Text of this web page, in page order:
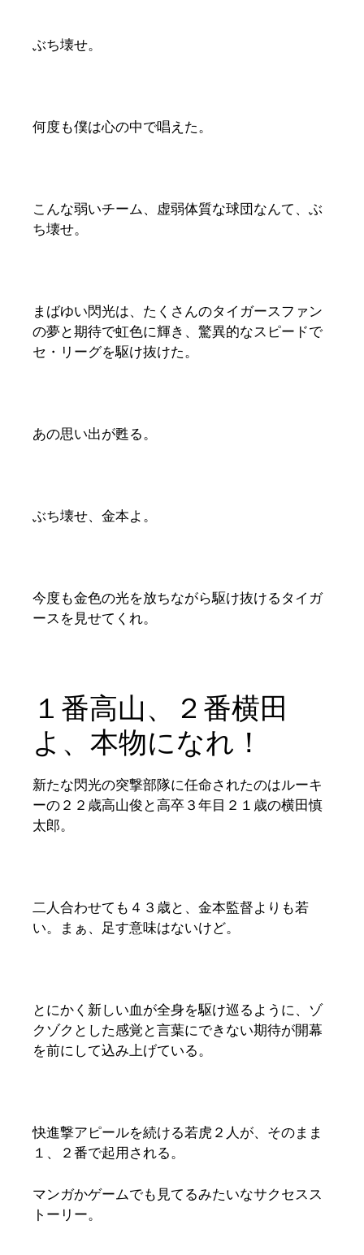
ぶち壊せ。
何度も僕は心の中で唱えた。
こんな弱いチーム、虚弱体質な球団なんて、ぶ
ち壊せ。
まばゆい閃光は、たくさんのタイガースファン
の夢と期待で虹色に輝き、驚異的なスピードで
セ・リーグを駆け抜けた。
あの思い出が甦る。
ぶち壊せ、金本よ。
今度も金色の光を放ちながら駆け抜けるタイガ
ースを見せてくれ。
１番高山、２番横田
よ、本物になれ！
新たな閃光の突撃部隊に任命されたのはルーキ
ーの２２歳高山俊と高卒３年目２１歳の横田慎
太郎。
二人合わせても４３歳と、金本監督よりも若
い。まぁ、足す意味はないけど。
とにかく新しい血が全身を駆け巡るように、ゾ
クゾクとした感覚と言葉にできない期待が開幕
を前にして込み上げている。
快進撃アピールを続ける若虎２人が、そのまま
１、２番で起用される。
マンガかゲームでも見てるみたいなサクセスス
トーリー。